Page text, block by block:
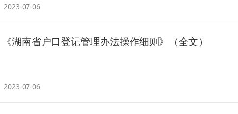
2023-07-06
《湖南省户口登记管理办法操作细则》（全文）
2023-07-06